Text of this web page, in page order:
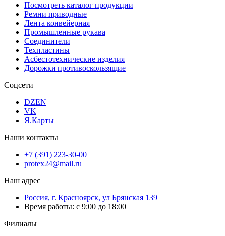
Посмотреть каталог продукции
Ремни приводные
Лента конвейерная
Промышленные рукава
Соединители
Техпластины
Асбестотехнические изделия
Дорожки противоскользящие
Соцсети
DZEN
VK
Я.Карты
Наши контакты
+7 (391) 223-30-00
protex24@mail.ru
Наш адрес
Россия, г. Красноярск, ул Брянская 139
Время работы: с 9:00 до 18:00
Филиалы